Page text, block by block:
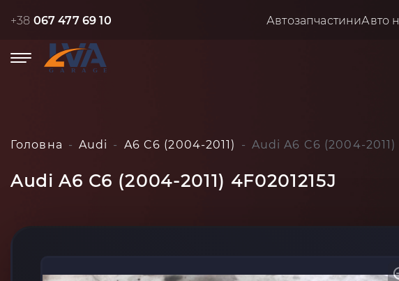
+38 067 477 69 10 АвтозапчастиниАвто
Головна Audi A6 C6 (2004-2011) Audi A6 C6 (2004-2011)
Audi A6 C6 (2004-2011) 4F0201215J